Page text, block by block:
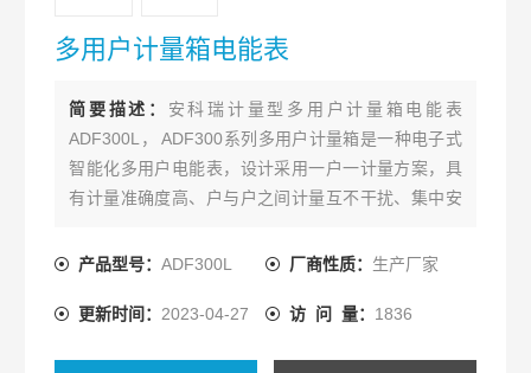
多用户计量箱电能表
简要描述： 安科瑞计量型多用户计量箱电能表
ADF300L， ADF300系列多用户计量箱是一种电子式
智能化多用户电能表，设计采用一户一计量方案，具
有计量准确度高、户与户之间计量互不干扰、集中安
相、单/三相回路混合用电状况。
产品型号：ADF300L 厂商性质： 生产厂家
更新时间： 2023-04-27 访 问 量： 1836